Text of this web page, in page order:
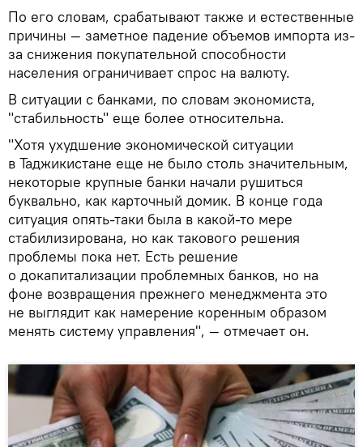
По его словам, срабатывают также и естественные
причины — заметное падение объемов импорта из-
за снижения покупательной способности
населения ограничивает спрос на валюту.
В ситуации с банками, по словам экономиста,
"стабильность" еще более относительна.
"Хотя ухудшение экономической ситуации
в Таджикистане еще не было столь значительным,
некоторые крупные банки начали рушиться
буквально, как карточный домик. В конце года
ситуация опять-таки была в какой-то мере
стабилизирована, но как такового решения
проблемы пока нет. Есть решение
о докапитализации проблемных банков, но на
фоне возвращения прежнего менеджмента это
не выглядит как намерение коренным образом
менять систему управления", — отмечает он.